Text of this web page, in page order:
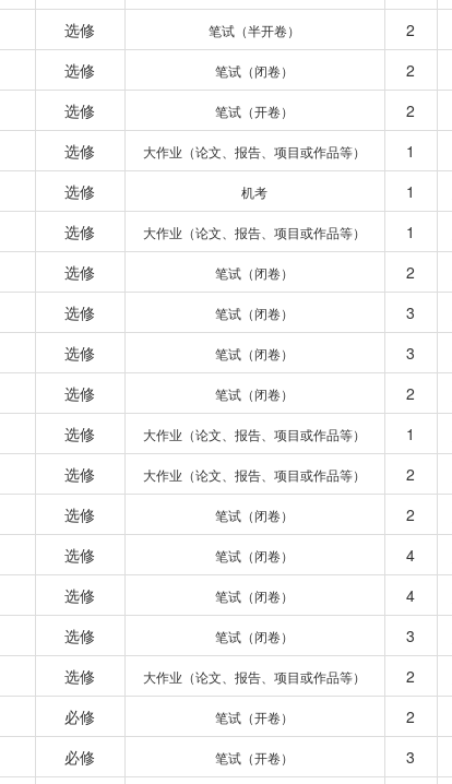
选修 笔试（半开卷） 2
选修 笔试（闭卷） 2
选修 笔试（开卷） 2
选修 大作业（论文、报告、项目或作品等） 1
选修 机考 1
选修 大作业（论文、报告、项目或作品等） 1
选修 笔试（闭卷） 2
选修 笔试（闭卷） 3
选修 笔试（闭卷） 3
选修 笔试（闭卷） 2
选修 大作业（论文、报告、项目或作品等） 1
选修 大作业（论文、报告、项目或作品等） 2
选修 笔试（闭卷） 2
选修 笔试（闭卷） 4
选修 笔试（闭卷） 4
选修 笔试（闭卷） 3
选修 大作业（论文、报告、项目或作品等） 2
必修 笔试（开卷） 2
必修 笔试（开卷） 3